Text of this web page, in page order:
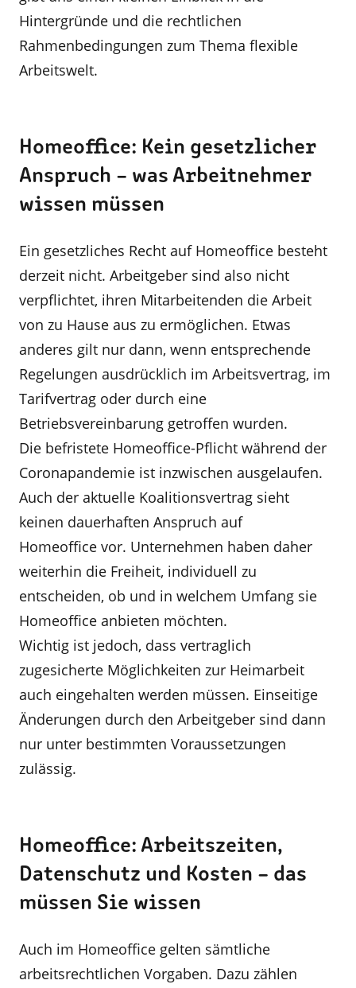
Hintergründe und die rechtlichen
Rahmenbedingungen zum Thema flexible
Arbeitswelt.
Homeoffice: Kein gesetzlicher
Anspruch – was Arbeitnehmer
wissen müssen
Ein gesetzliches Recht auf Homeoffice besteht
derzeit nicht. Arbeitgeber sind also nicht
verpflichtet, ihren Mitarbeitenden die Arbeit
von zu Hause aus zu ermöglichen. Etwas
anderes gilt nur dann, wenn entsprechende
Regelungen ausdrücklich im Arbeitsvertrag, im
Tarifvertrag oder durch eine
Betriebsvereinbarung getroffen wurden.
Die befristete Homeoffice-Pflicht während der
Coronapandemie ist inzwischen ausgelaufen.
Auch der aktuelle Koalitionsvertrag sieht
keinen dauerhaften Anspruch auf
Homeoffice vor. Unternehmen haben daher
weiterhin die Freiheit, individuell zu
entscheiden, ob und in welchem Umfang sie
Homeoffice anbieten möchten.
Wichtig ist jedoch, dass vertraglich
zugesicherte Möglichkeiten zur Heimarbeit
auch eingehalten werden müssen. Einseitige
Änderungen durch den Arbeitgeber sind dann
nur unter bestimmten Voraussetzungen
zulässig.
Homeoffice: Arbeitszeiten,
Datenschutz und Kosten – das
müssen Sie wissen
Auch im Homeoffice gelten sämtliche
arbeitsrechtlichen Vorgaben. Dazu zählen